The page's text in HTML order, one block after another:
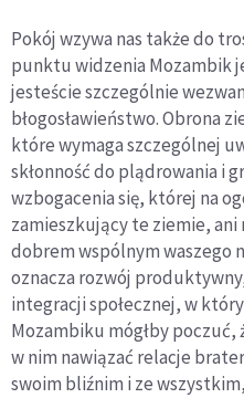
Pokój wzywa nas także do
punktu widzenia Mozambik
jesteście szczególnie
błogosławieństwo. Obrona
które wymaga szczególnej
skłonność do plądrowania i
wzbogacenia się, której na
zamieszkujący te ziemie,
dobrem wspólnym waszego
oznacza rozwój
integracji społecznej, w
Mozambiku mógłby poczuć,
w nim nawiązać relacje
swoim bliźnim i ze